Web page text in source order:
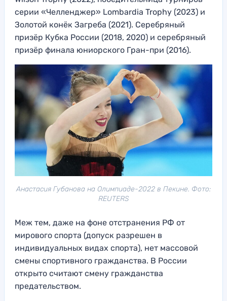
серии «Челленджер» Lombardia Trophy (2023) и
Золотой конёк Загреба (2021). Серебряный
призёр Кубка России (2018, 2020) и серебряный
призёр финала юниорского Гран-при (2016).
Анастасия Губанова на Олимпиаде-2022 в Пекине. Фото:
REUTERS
Меж тем, даже на фоне отстранения РФ от
мирового спорта (допуск разрешен в
индивидуальных видах спорта), нет массовой
смены спортивного гражданства. В России
открыто считают смену гражданства
предательством.